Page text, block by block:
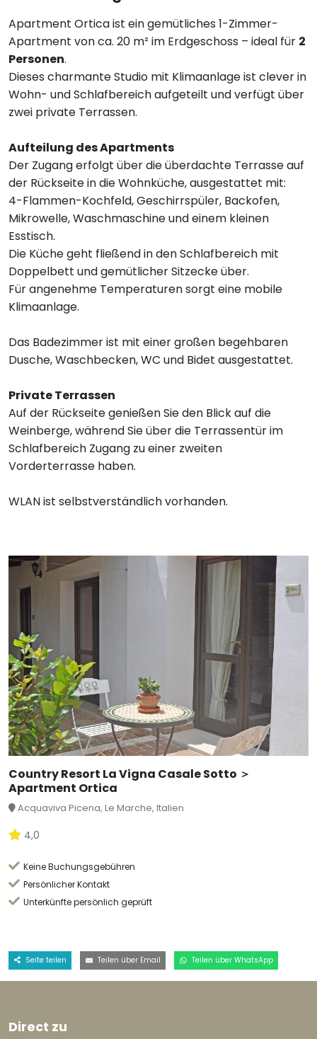
Apartment Ortica ist ein gemütliches 1-Zimmer-
Apartment von ca. 20 m² im Erdgeschoss – ideal für 2
Personen.
Dieses charmante Studio mit Klimaanlage ist clever in
Wohn- und Schlafbereich aufgeteilt und verfügt über
zwei private Terrassen.
Aufteilung des Apartments
Der Zugang erfolgt über die überdachte Terrasse auf
der Rückseite in die Wohnküche, ausgestattet mit:
4-Flammen-Kochfeld, Geschirrspüler, Backofen,
Mikrowelle, Waschmaschine und einem kleinen
Esstisch.
Die Küche geht fließend in den Schlafbereich mit
Doppelbett und gemütlicher Sitzecke über.
Für angenehme Temperaturen sorgt eine mobile
Klimaanlage.
Das Badezimmer ist mit einer großen begehbaren
Dusche, Waschbecken, WC und Bidet ausgestattet.
Private Terrassen
Auf der Rückseite genießen Sie den Blick auf die
Weinberge, während Sie über die Terrassentür im
Schlafbereich Zugang zu einer zweiten
Vorderterrasse haben.
WLAN ist selbstverständlich vorhanden.
Country Resort La Vigna Casale Sotto ＞
Apartment Ortica
Acquaviva Picena, Le Marche, Italien
4,0
Keine Buchungsgebühren
Persönlicher Kontakt
Unterkünfte persönlich geprüft
Seite teilen Teilen über Email Teilen über WhatsApp
Direct zu